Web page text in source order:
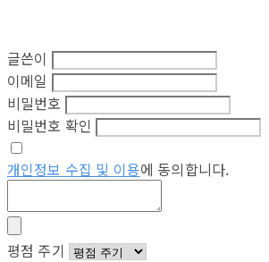
글쓴이
이메일
비밀번호
비밀번호 확인
개인정보 수집 및 이용에 동의합니다.
평점 주기